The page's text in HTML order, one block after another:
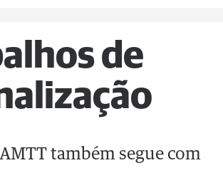
de
também segue com